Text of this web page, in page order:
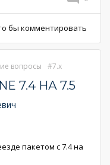
бы комментировать
вопросы 7.x
7.4 НА 7.5
пакетом с 7.4 на